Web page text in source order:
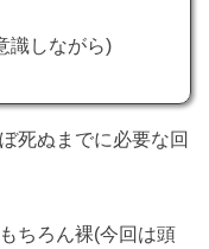
識しながら)
死ぬまでに必要な回
ちろん裸(今回は頭